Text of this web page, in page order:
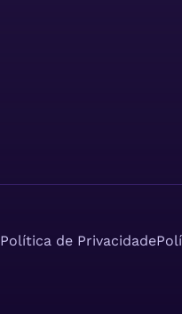
Política de Privacidade